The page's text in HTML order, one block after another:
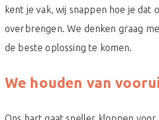
kent je vak, wij snappen hoe je dat
overbrengen. We denken graag
de beste oplossing te komen.
We houden van